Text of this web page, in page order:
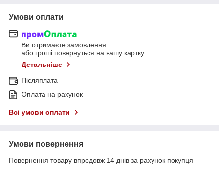
Умови оплати
Ви отримаєте замовлення
або гроші повернуться на вашу картку
Детальніше
Післяплата
Оплата на рахунок
Всі умови оплати
Умови повернення
Повернення товару впродовж 14 днів за рахунок покупця